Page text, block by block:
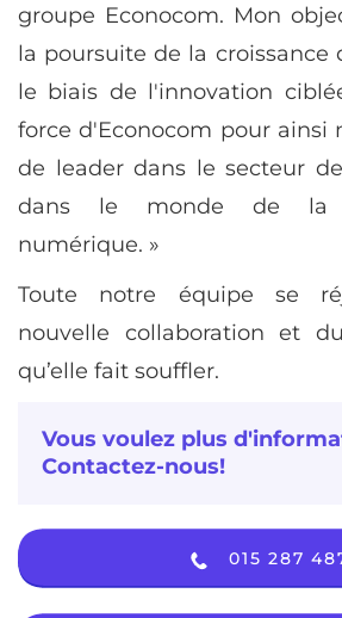
groupe Econocom. Mon
la poursuite de la croissance
le biais de l'innovation
force d'Econocom pour ainsi
de leader dans le secteur
dans le monde de la
numérique. »
Toute notre équipe se
nouvelle collaboration et
qu’elle fait souffler.
Vous voulez plus
Contactez-nous!
015 287